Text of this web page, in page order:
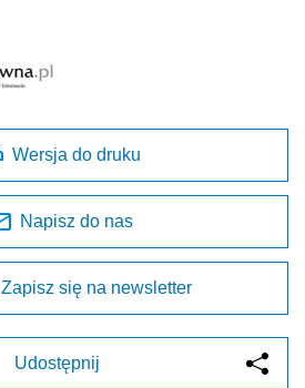
Wersja do druku
Napisz do nas
Zapisz się na newsletter
Udostępnij